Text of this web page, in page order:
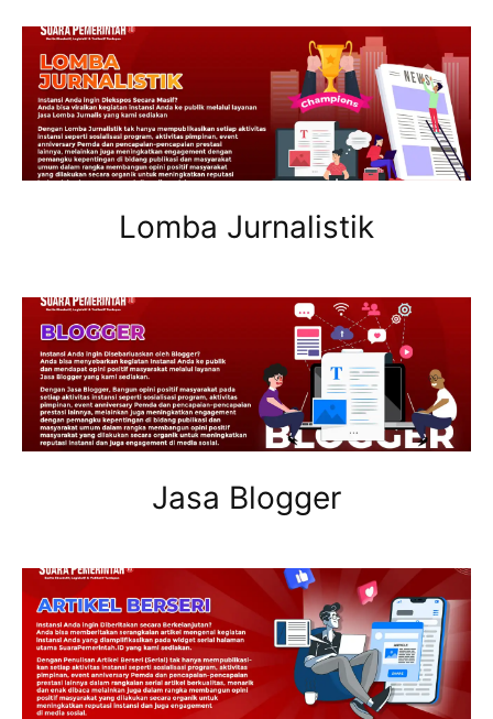
Lomba Jurnalistik
Jasa Blogger